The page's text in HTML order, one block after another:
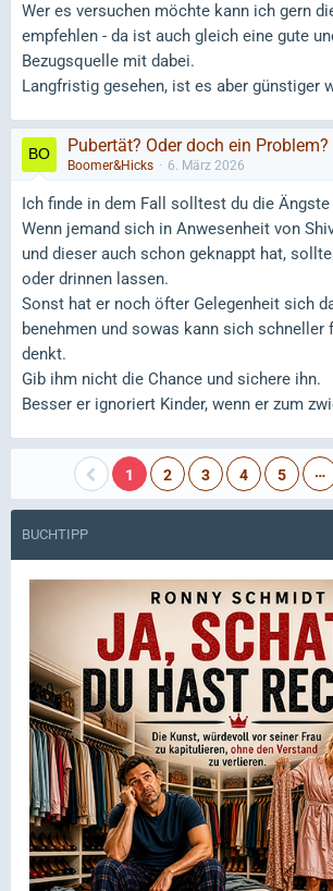
Wer es versuchen möchte kann ich gern
empfehlen - da ist auch gleich eine gute
Bezugsquelle mit dabei.
Langfristig gesehen, ist es aber günstiger
Pubertät? Oder doch ein Problem?
Boomer&Hicks 6. März 2026
Ich finde in dem Fall solltest du die
Wenn jemand sich in Anwesenheit von
und dieser auch schon geknappt hat,
oder drinnen lassen.
Sonst hat er noch öfter Gelegenheit sich
benehmen und sowas kann sich schneller
denkt.
Gib ihm nicht die Chance und sichere ihn.
Besser er ignoriert Kinder, wenn er zum
1 2 3 4 5 …
BUCHTIPP